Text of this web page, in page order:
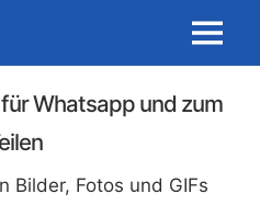
Menu
Whatsapp und zum
Bilder, Fotos und GIFs